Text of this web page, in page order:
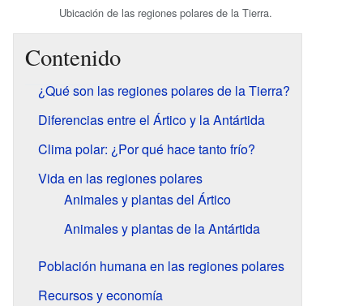
Ubicación de las regiones polares de la Tierra.
Contenido
¿Qué son las regiones polares de la Tierra?
Diferencias entre el Ártico y la Antártida
Clima polar: ¿Por qué hace tanto frío?
Vida en las regiones polares
Animales y plantas del Ártico
Animales y plantas de la Antártida
Población humana en las regiones polares
Recursos y economía